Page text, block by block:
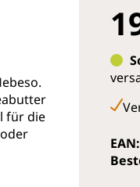
für die
EAN: